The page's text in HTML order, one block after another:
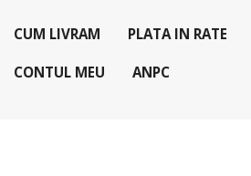
CUM LIVRAM PLATA IN RATE
CONTUL MEU ANPC